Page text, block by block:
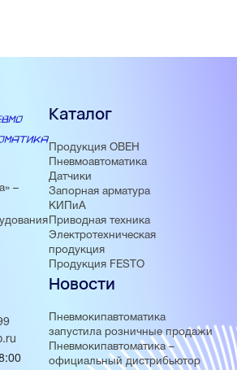
–
Каталог
Продукция ОВЕН
Пневмоавтоматика
Датчики
Запорная арматура
КИПиА
Приводная техника
Электротехническая
продукция
Продукция FESTO
Новости
Пневмокипавтоматика
запустила розничные продажи
Пневмокипавтоматика –
официальный дистрибьютор